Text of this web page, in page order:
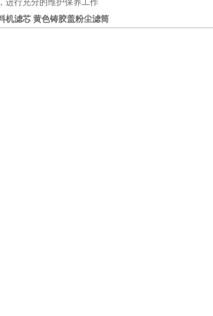
进行充分的维护保养工作
机滤芯 黄色铸胶盖粉尘滤筒